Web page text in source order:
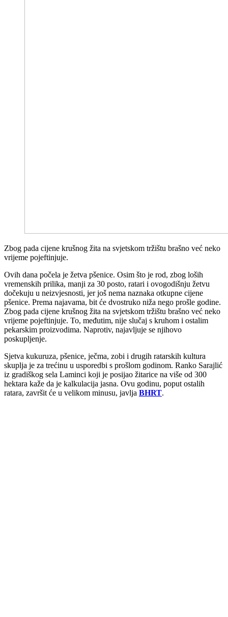
Zbog pada cijene krušnog žita na svjetskom tržištu brašno već neko
vrijeme pojeftinjuje.
Ovih dana počela je žetva pšenice. Osim što je rod, zbog loših
vremenskih prilika, manji za 30 posto, ratari i ovogodišnju žetvu
dočekuju u neizvjesnosti, jer još nema naznaka otkupne cijene
pšenice. Prema najavama, bit će dvostruko niža nego prošle godine.
Zbog pada cijene krušnog žita na svjetskom tržištu brašno već neko
vrijeme pojeftinjuje. To, međutim, nije slučaj s kruhom i ostalim
pekarskim proizvodima. Naprotiv, najavljuje se njihovo
poskupljenje.
Sjetva kukuruza, pšenice, ječma, zobi i drugih ratarskih kultura
skuplja je za trećinu u usporedbi s prošlom godinom. Ranko Sarajlić
iz gradiškog sela Laminci koji je posijao žitarice na više od 300
hektara kaže da je kalkulacija jasna. Ovu godinu, poput ostalih
ratara, završit će u velikom minusu, javlja BHRT.